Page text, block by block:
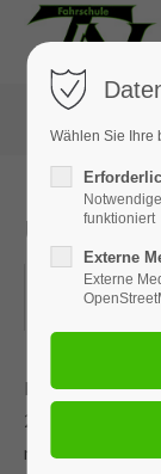
01.06.2026
Dieses Ereignis
23.03.2026,
nächste Ereignis
Wählen Sie Ihre
funktioniert
Externe
Externe